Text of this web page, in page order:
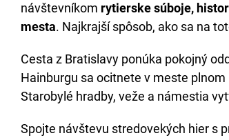
návštevníkom rytierske súboje,
mesta. Najkrajší spôsob, ako sa na
Cesta z Bratislavy ponúka pokojný
Hainburgu sa ocitnete v meste
Starobylé hradby, veže a námestia
Spojte návštevu stredovekých hier s